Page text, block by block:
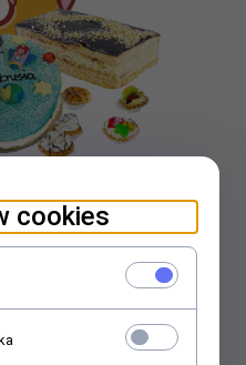
STANDARD
cookies